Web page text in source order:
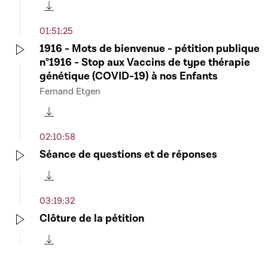
01:51:25
1916 - Mots de bienvenue - pétition publique
n°1916 - Stop aux Vaccins de type thérapie
génétique (COVID-19) à nos Enfants
Fernand Etgen
02:10:58
Séance de questions et de réponses
03:19:32
Clôture de la pétition